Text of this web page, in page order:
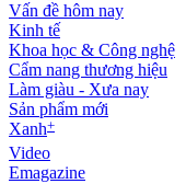
Vấn đề hôm nay
Kinh tế
Khoa học & Công nghệ
Cẩm nang thương hiệu
Làm giàu - Xưa nay
Sản phẩm mới
Xanh+
Video
Emagazine